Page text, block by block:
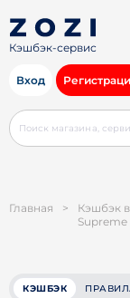
Кэшбэк-сервис
Вход
Главная >
Кэшбэк
Supreme
КЭШБЭК